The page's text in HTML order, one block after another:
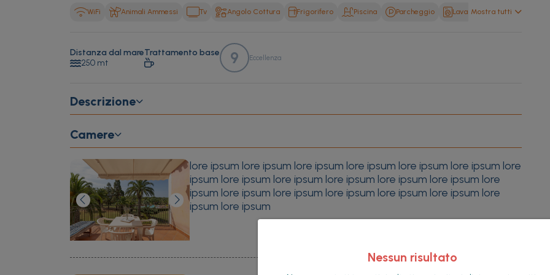
WiFi Animali Ammessi Tv Angolo Cottura Frigorifero Piscina Parcheggio Lavanderia Noleggi Teli
Mostra tutti
Distanza dal mare
250 mt
Trattamento base 9 Eccellenza
Descrizione
Camere
lore ipsum lore ipsum lore ipsum lore ipsum lore ipsum lore ipsum lore
ipsum lore ipsum lore ipsum lore ipsum lore ipsum lore ipsum lore
ipsum lore ipsum lore ipsum lore ipsum lore ipsum lore ipsum lore
ipsum lore ipsum
Nessun risultato